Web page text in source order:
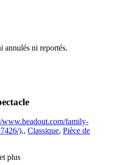
annulés ni reportés.
www.headout.com/family-
),, Classique, Pièce de
plus